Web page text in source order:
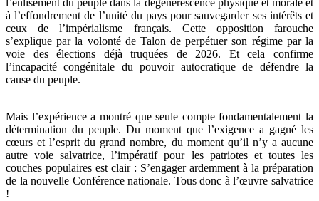
l’enlisement du peuple dans la dégénérescence physique et morale et
à l’effondrement de l’unité du pays pour sauvegarder ses intérêts et
ceux de l’impérialisme français. Cette opposition farouche
s’explique par la volonté de Talon de perpétuer son régime par la
voie des élections déjà truquées de 2026. Et cela confirme
l’incapacité congénitale du pouvoir autocratique de défendre la
cause du peuple.
Mais l’expérience a montré que seule compte fondamentalement la
détermination du peuple. Du moment que l’exigence a gagné les
cœurs et l’esprit du grand nombre, du moment qu’il n’y a aucune
autre voie salvatrice, l’impératif pour les patriotes et toutes les
couches populaires est clair : S’engager ardemment à la préparation
de la nouvelle Conférence nationale. Tous donc à l’œuvre salvatrice
!